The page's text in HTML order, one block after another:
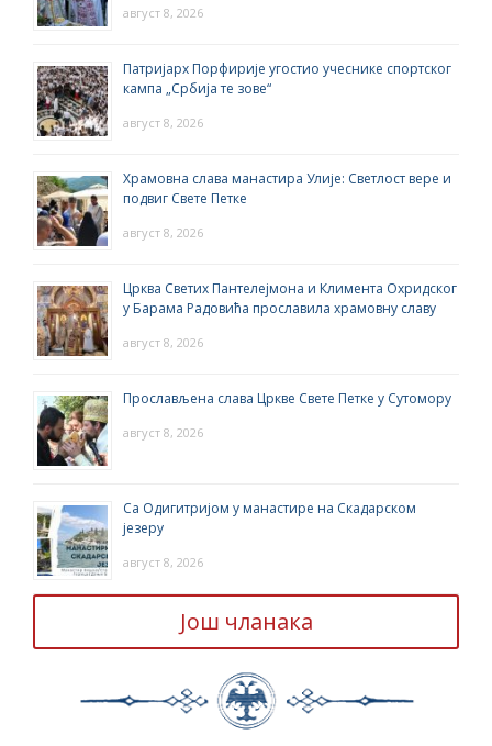
август 8, 2026
Патријарх Порфирије угостио учеснике спортског
кампа „Србија те зове“
август 8, 2026
Храмовна слава манастира Улије: Светлост вере и
подвиг Свете Петке
август 8, 2026
Црква Светих Пантелејмона и Климента Охридског
у Барама Радовића прославила храмовну славу
август 8, 2026
Прослављена слава Цркве Свете Петке у Сутомору
август 8, 2026
Са Одигитријом у манастире на Скадарском
језеру
август 8, 2026
Још чланака